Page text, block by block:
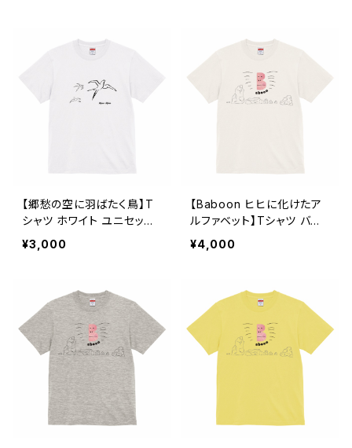
【郷愁の空に羽ばたく鳥】T
シャツ ホワイト ユニセック
ス
¥3,000
【Baboon ヒヒに化けたア
ルファベット】Tシャツ バニ
ラホワイト ユニセックス
¥4,000